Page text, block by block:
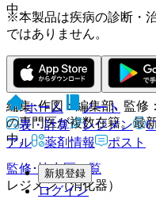
※本製品は疾病の診断・
ではありません。
ホーム
ノート
表・計算
レジメン
アル
薬剤情報 ポスト
新規登録
ログイン
中。
HOKUTO編集部
編集･作図：編集部､ 監修
の専門医が複数在籍。最
中。
監修･協力医一覧
レジメン（消化器）